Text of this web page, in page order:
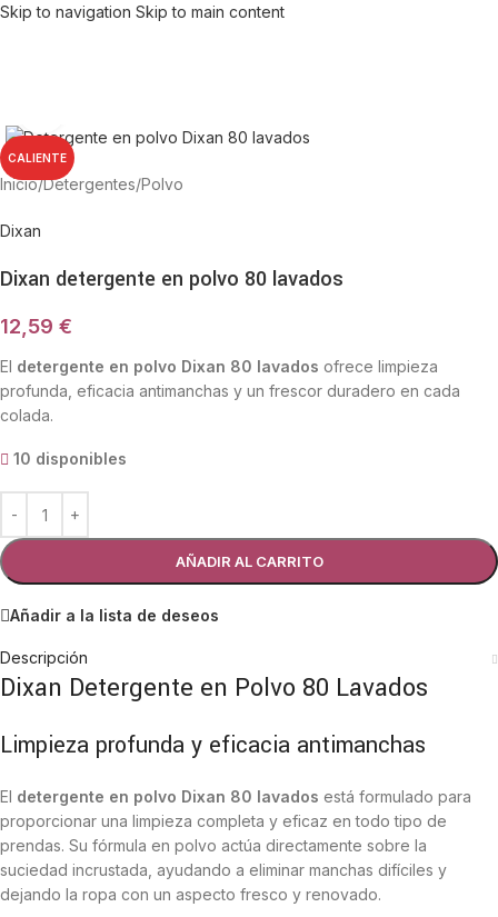
Skip to navigation Skip to main content
CALIENTE
Inicio/Detergentes/Polvo
Dixan
Dixan detergente en polvo 80 lavados
12,59 €
El detergente en polvo Dixan 80 lavados ofrece limpieza
profunda, eficacia antimanchas y un frescor duradero en cada
colada.
10 disponibles
AÑADIR AL CARRITO
Añadir a la lista de deseos
Descripción
Dixan Detergente en Polvo 80 Lavados
Limpieza profunda y eficacia antimanchas
El detergente en polvo Dixan 80 lavados está formulado para
proporcionar una limpieza completa y eficaz en todo tipo de
prendas. Su fórmula en polvo actúa directamente sobre la
suciedad incrustada, ayudando a eliminar manchas difíciles y
dejando la ropa con un aspecto fresco y renovado.